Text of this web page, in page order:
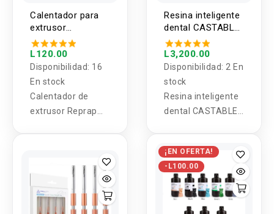
Calentador para
extrusor
impresora 3D 12V
40W
L120.00
Disponibilidad: 16
En stock
Calentador de
extrusor Reprap
Prusa Mendel
Resina inteligente
dental CASTABLE
UV moldeable
para DLP LCD
Antinsky 1000g
L3,200.00
Disponibilidad: 2 En
stock
Resina inteligente
dental CASTABLE
1000g
¡EN OFERTA!
-L100.00